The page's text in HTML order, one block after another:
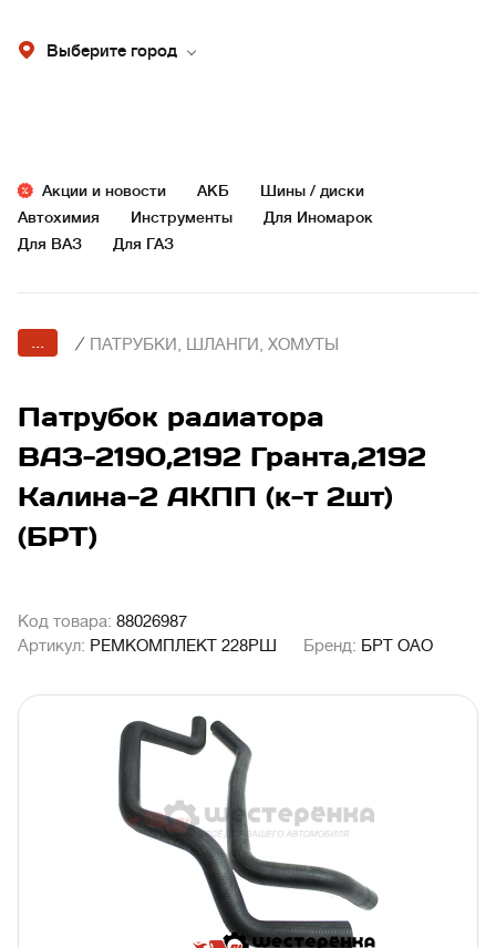
Выберите город
Акции и новости АКБ
Шины / диски
Автохимия
Инструменты
Для Иномарок
Для ВАЗ
Для ГАЗ
... / ПАТРУБКИ, ШЛАНГИ, ХОМУТЫ
Патрубок радиатора
ВАЗ-2190,2192 Гранта,2192
Калина-2 АКПП (к-т 2шт)
(БРТ)
Код товара: 88026987
Артикул: РЕМКОМПЛЕКТ 228РШ Бренд: БРТ ОАО